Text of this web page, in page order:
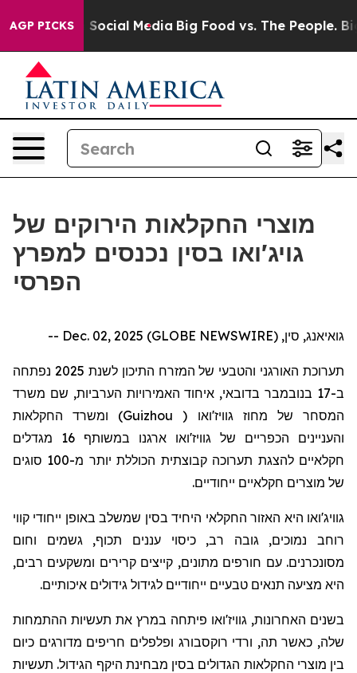
AGP PICKSon Social Media Big Food vs. The People. Big
מוצרי החקלאות הירוקים של
גויג'ואו בסין נכנסים למפרץ
הפרסי
גואיאנג, סין, Dec. 02, 2025 (GLOBE NEWSWIRE) --
תערוכת האורגני והטבעי של המזרח התיכון לשנת 2025 נפתחה
ב-17 בנובמבר בדובאי, איחוד האמירויות הערביות, שם משרד
המסחר של מחוז גוויז'ואו (Guizhou) ומשרד החקלאות
והעניינים הכפריים של גוויז'ואו ארגנו במשותף 16 מגדלים
חקלאיים להצגת תערוכה קבוצתית הכוללת יותר מ-100 סוגים
של מוצרים חקלאיים ייחודיים.
גוויג'ואו היא האזור החקלאי היחיד בסין שמשלב באופן ייחודי קווי
רוחב נמוכים, גובה רב, כיסוי עננים תכוף, גשמים וחום
מסונכרנים. עם חורפים מתונים, קייצים קרירים ומשקעים רבים,
היא מציעה תנאים טבעיים ייחודיים לגידול גידולים איכותיים.
בשנים האחרונות, גוויז'ואו פיתחה במרץ את תעשיות ההתמחות
שלה, כאשר תה, ורדי רוקסבורג ופלפלים חריפים מדורגים כיום
בין מוצרי החקלאות הגדולים בסין מבחינת היקף הגידול. תעשיות